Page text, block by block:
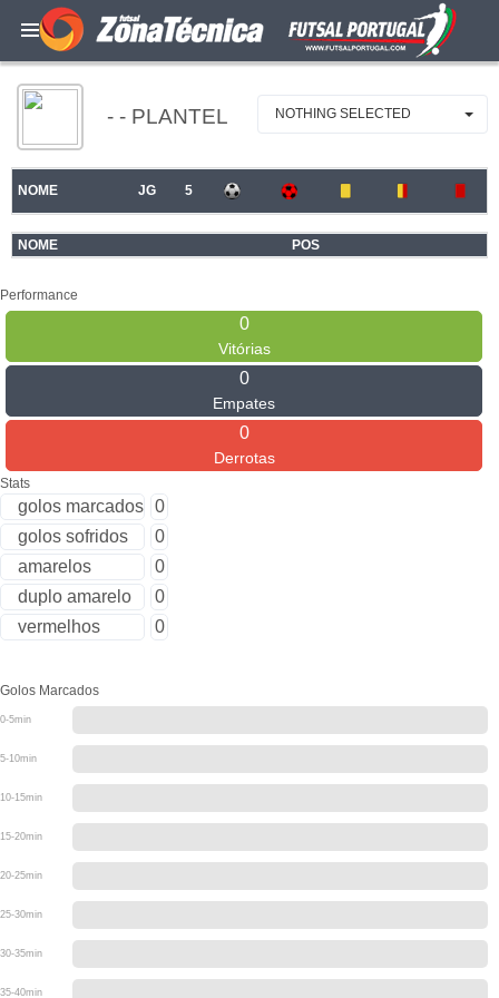
- - PLANTEL NOTHING SELECTED
NOME JG 5
NOME POS
Performance
0
Vitórias
0
Empates
0
Derrotas
Stats
golos marcados 0
golos sofridos
0
amarelos
0
duplo amarelo
0
vermelhos
0
Golos Marcados
0-5min
5-10min
10-15min
15-20min
20-25min
25-30min
30-35min
35-40min